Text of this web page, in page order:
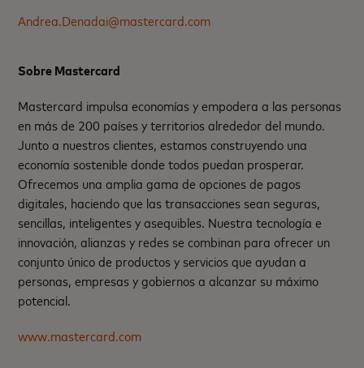
Andrea.Denadai@mastercard.com
Sobre Mastercard
Mastercard impulsa economías y empodera a las personas
en más de 200 países y territorios alrededor del mundo.
Junto a nuestros clientes, estamos construyendo una
economía sostenible donde todos puedan prosperar.
Ofrecemos una amplia gama de opciones de pagos
digitales, haciendo que las transacciones sean seguras,
sencillas, inteligentes y asequibles. Nuestra tecnología e
innovación, alianzas y redes se combinan para ofrecer un
conjunto único de productos y servicios que ayudan a
personas, empresas y gobiernos a alcanzar su máximo
potencial.
www.mastercard.com